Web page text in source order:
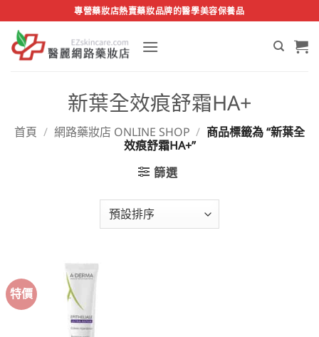
to
content
專營藥妝店熱賣藥妝品牌的醫學美容保養品
新葉全效痕舒霜HA+
首頁 / 網路藥妝店 ONLINE SHOP / 商品標籤為 “新葉全
效痕舒霜HA+”
篩選
特價